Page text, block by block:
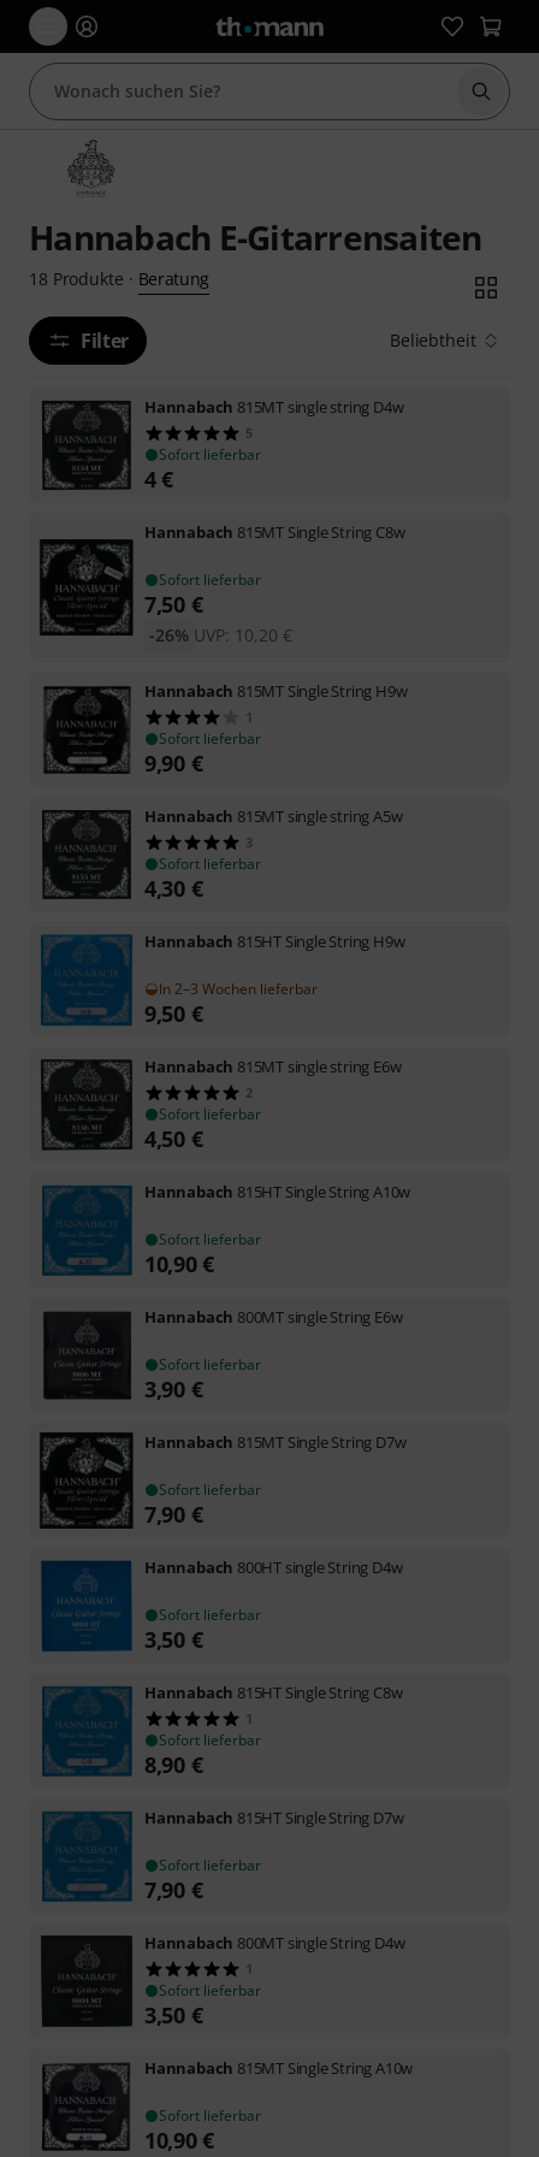
Suche
Hannabach E-Gitarrensaiten
18 Produkte · Beratung
Filter Beliebtheit
Hannabach 815MT single string D4w
5
Sofort lieferbar
4€
Hannabach 815MT Single String C8w
Sofort lieferbar
7,50 €
UVP: 10,20 €
-26%
Hannabach 815MT Single String H9w
1
Sofort lieferbar
9,90 €
Hannabach 815MT single string A5w
3
Sofort lieferbar
4,30 €
Hannabach 815HT Single String H9w
In 2–3 Wochen lieferbar
9,50 €
Hannabach 815MT single string E6w
2
Sofort lieferbar
4,50 €
Hannabach 815HT Single String A10w
Sofort lieferbar
10,90€
Hannabach 800MT single String E6w
Sofort lieferbar
3,90 €
Hannabach 815MT Single String D7w
Sofort lieferbar
7,90 €
Hannabach 800HT single String D4w
Sofort lieferbar
3,50 €
Hannabach 815HT Single String C8w
1
Sofort lieferbar
8,90 €
Hannabach 815HT Single String D7w
Sofort lieferbar
7,90 €
Hannabach 800MT single String D4w
1
Sofort lieferbar
3,50 €
Hannabach 815MT Single String A10w
Sofort lieferbar
10,90€